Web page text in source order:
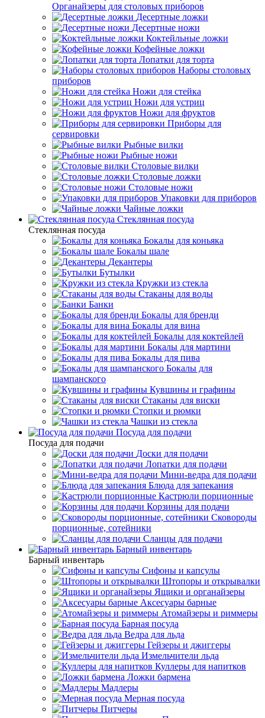
Органайзеры для столовых приборов
Десертные ложки
Десертные ножи
Коктейльные ложки
Кофейные ложки
Лопатки для торта
Наборы столовых
приборов
Ножи для стейка
Ножи для устриц
Ножи для фруктов
Приборы для
сервировки
Рыбные вилки
Рыбные ножи
Столовые вилки
Столовые ложки
Столовые ножи
Упаковки для приборов
Чайные ложки
Стеклянная посуда
Стеклянная посуда
Бокалы для коньяка
Бокалы шале
Декантеры
Бутылки
Кружки из стекла
Стаканы для воды
Банки
Бокалы для бренди
Бокалы для вина
Бокалы для коктейлей
Бокалы для мартини
Бокалы для пива
Бокалы для
шампанского
Кувшины и графины
Стаканы для виски
Стопки и рюмки
Чашки из стекла
Посуда для подачи
Посуда для подачи
Доски для подачи
Лопатки для подачи
Мини-ведра для подачи
Блюда для запекания
Кастрюли порционные
Корзины для подачи
Сковороды
порционные, сотейники
Сланцы для подачи
Барный инвентарь
Барный инвентарь
Сифоны и капсулы
Штопоры и открывалки
Ящики и органайзеры
Аксесуары барные
Атомайзеры и риммеры
Барная посуда
Ведра для льда
Гейзеры и джиггеры
Измельчители льда
Куллеры для напитков
Ложки бармена
Мадлеры
Мерная посуда
Питчеры